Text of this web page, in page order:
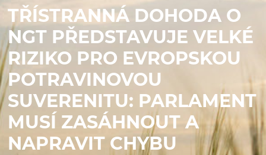
TŘÍSTRANNÁ DOHODA O
NGT PŘEDSTAVUJE VELKÉ
RIZIKO PRO EVROPSKOU
POTRAVINOVOU
SUVERENITU: PARLAMENT
MUSÍ ZASÁHNOUT A
NAPRAVIT CHYBU